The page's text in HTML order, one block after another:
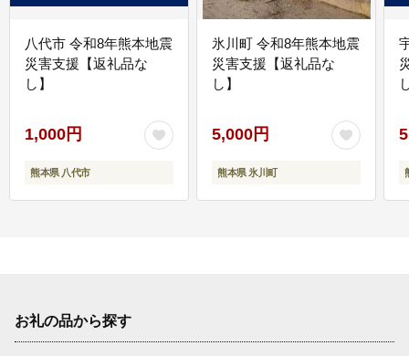
八代市 令和8年熊本地震
災害支援【返礼品な
し】
1,000円
熊本県 八代市
氷川町 令和8年熊本地震
災害支援【返礼品な
し】
5,000円
熊本県 氷川町
お礼の品から探す